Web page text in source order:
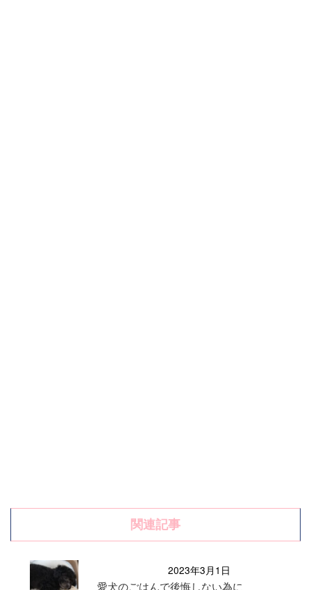
関連記事
2023年3月1日
愛犬のごはんで後悔しない為に